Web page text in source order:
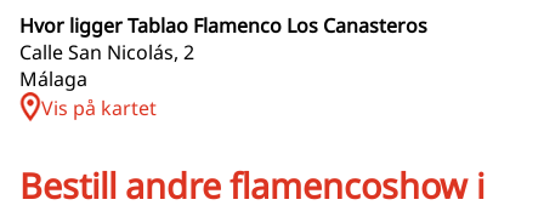
Hvor ligger Tablao Flamenco Los Canasteros
Calle San Nicolás, 2
Málaga
Vis på kartet
Bestill andre flamencoshow i